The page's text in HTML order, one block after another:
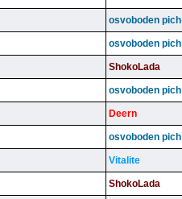
osvoboden pich
osvoboden pich
ShokoLada
osvoboden pich
Deern
osvoboden pich
Vitalite
ShokoLada